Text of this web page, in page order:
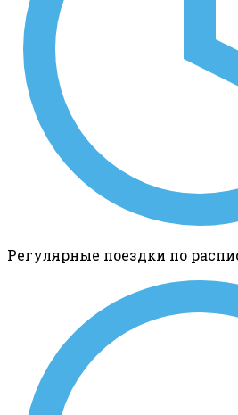
Регулярные поездки по